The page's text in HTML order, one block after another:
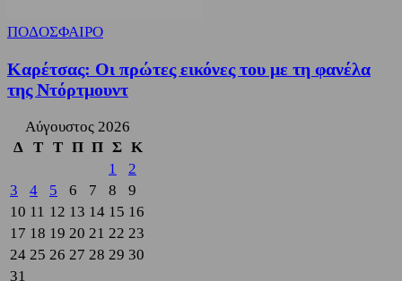
ΠΟΔΟΣΦΑΙΡΟ
Καρέτσας: Οι πρώτες εικόνες του με τη φανέλα
της Ντόρτμουντ
Αύγουστος 2026
Δ
Τ Τ Π Π Σ Κ
1
2
3
4 5 6 7 8
9
10 11 12 13 14 15 16
17 18 19 20 21 22 23
24 25 26 27 28 29 30
31